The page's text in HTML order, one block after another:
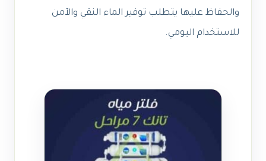
والحفاظ عليها يتطلب توفير الماء النقي والآمن
للاستخدام اليومي.